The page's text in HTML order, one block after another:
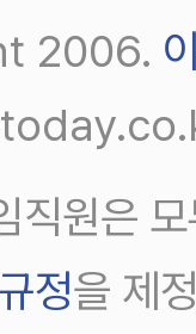
2006.
직원은
정을 제